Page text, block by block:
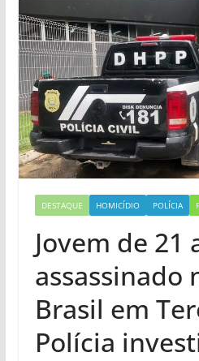
DESTAQUE HOMICÍDIO POLÍCIA
Jovem de 21
assassinado
Brasil em
Polícia